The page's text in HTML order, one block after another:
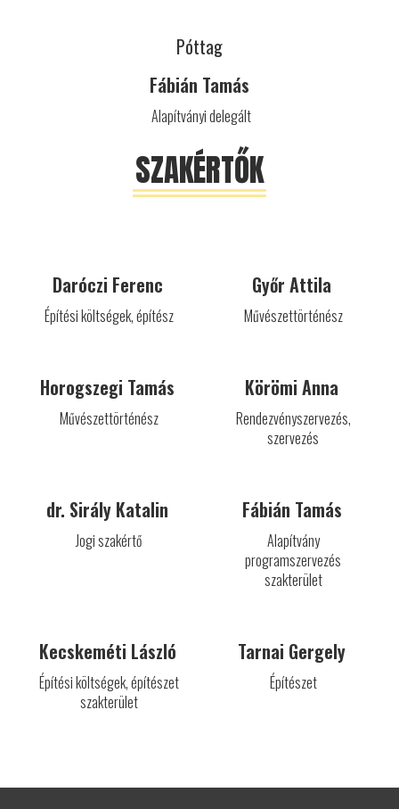
Póttag
Fábián Tamás
Alapítványi delegált
SZAKÉRTŐK
Daróczi Ferenc
Építési költségek, építész
Győr Attila
Művészettörténész
Horogszegi Tamás
Művészettörténész
Körömi Anna
Rendezvényszervezés,
szervezés
dr. Sirály Katalin
Jogi szakértő
Fábián Tamás
Alapítvány
programszervezés
szakterület
Kecskeméti László
Építési költségek, építészet
szakterület
Tarnai Gergely
Építészet